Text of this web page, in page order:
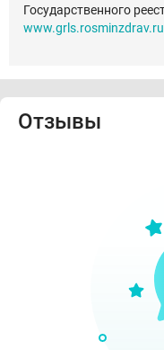
Государственного
www.grls.rosminzdrav.ru
Отзывы